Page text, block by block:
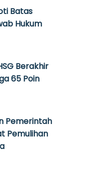
Batas
Hukum
Berakhir
65 Poin
Pemerintah
Pemulihan